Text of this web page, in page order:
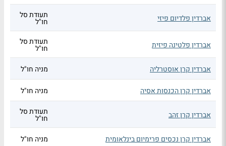
אברדין פלדיום פיזי תעודת סל
חו"ל
אברדין פלטינה פיזית תעודת סל
חו"ל
אברדין קרן אוסטרליה
מניה חו"ל
אברדין קרן הכנסות אסיה מניה חו"ל
אברדין קרן זהב תעודת סל
חו"ל
אברדין קרן נכסים פרימיום בינלאומית
מניה חו"ל